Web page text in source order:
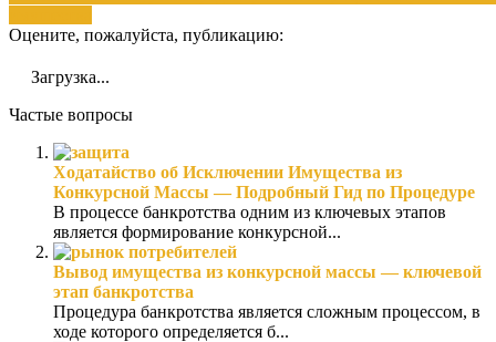
Оцените, пожалуйста, публикацию:
Загрузка...
Частые вопросы
Ходатайство об Исключении Имущества из
Конкурсной Массы — Подробный Гид по Процедуре
В процессе банкротства одним из ключевых этапов
является формирование конкурсной...
Вывод имущества из конкурсной массы — ключевой
этап банкротства
Процедура банкротства является сложным процессом, в
ходе которого определяется б...